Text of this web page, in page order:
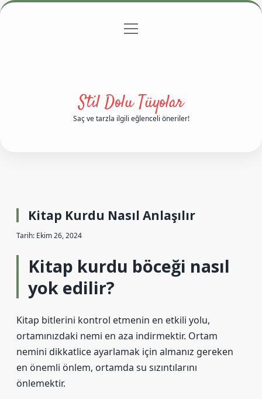
Gizlilik Politikası
menüyü
Stil Dolu Tüyolar
Saç ve tarzla ilgili eğlenceli öneriler!
Kitap Kurdu Nasıl Anlaşılır
Tarih: Ekim 26, 2024
Kitap kurdu böceği nasıl
yok edilir?
Kitap bitlerini kontrol etmenin en etkili yolu,
ortamınızdaki nemi en aza indirmektir. Ortam
nemini dikkatlice ayarlamak için almanız gereken
en önemli önlem, ortamda su sızıntılarını
önlemektir.